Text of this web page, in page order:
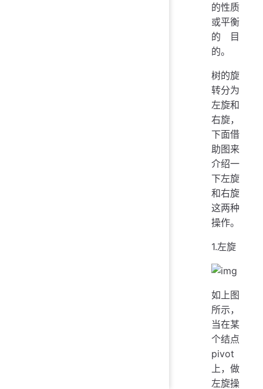
的性质
或平衡
的目
的。
树的旋
转分为
左旋和
右旋，
下面借
助图来
介绍一
下左旋
和右旋
这两种
操作。
1.左旋
如上图
所示，
当在某
个结点
pivot
上，做
左旋操